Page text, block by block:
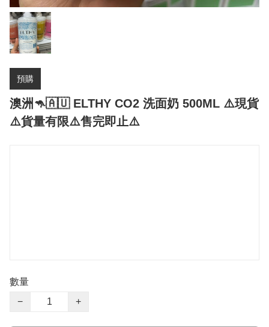
預購
澳洲🦘🇦🇺 ELTHY CO2 洗面奶 500ML ⚠️現貨
⚠️貨量有限⚠️售完即止⚠️
數量
−
+